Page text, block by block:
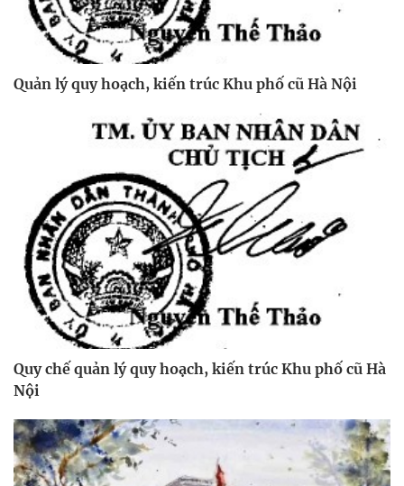
Quản lý quy hoạch, kiến trúc Khu phố cũ Hà Nội
Quy chế quản lý quy hoạch, kiến trúc Khu phố cũ Hà
Nội